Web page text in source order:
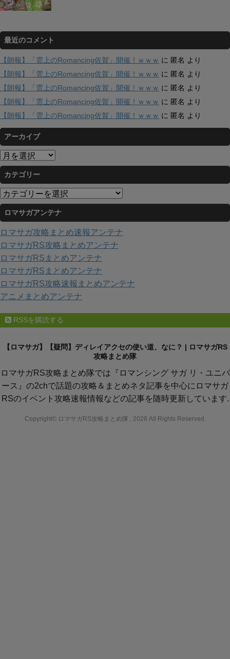
最近のコメント
【朗報】「雲上のRomancing佐賀」開催！ｗｗｗ に 匿名 より
【朗報】「雲上のRomancing佐賀」開催！ｗｗｗ に 匿名 より
【朗報】「雲上のRomancing佐賀」開催！ｗｗｗ に 匿名 より
【朗報】「雲上のRomancing佐賀」開催！ｗｗｗ に 匿名 より
【朗報】「雲上のRomancing佐賀」開催！ｗｗｗ に 匿名 より
アーカイブ
ア
ー
カ
イ
ブ
カテゴリー
カ
テ
ゴ
リ
ー
ロマサガアンテナ
ロマサガ攻略まとめ速報アンテナ
ロマサガRS攻略まとめアンテナ
ロマサガRSまとめアンテナ
ロマサガRSまとめアンテナ
ロマサガRS攻略速報まとめアンテナ
アニメまとめアンテナ
RSSを購読する
【ロマサガ】【疑問】ディレイアクセの使い道、なに？ | ロマサガRS
攻略まとめ隊
ロマサガRS攻略まとめ隊では『ロマンシング サガ リ・ユニバ
ース』の2chで話題の攻略＆まとめネタ記事を中心にロマサガ
RSのイベント攻略速報情報などの記事を随時更新しています.
Copyright© ロマサガRS攻略まとめ隊 , 2026 All Rights Reserved.